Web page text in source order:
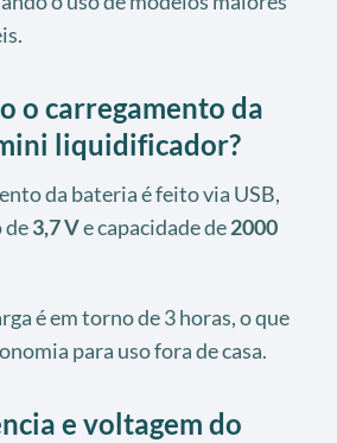
o carregamento da
liquidificador?
da bateria é feito via USB,
de3,7 Ve capacidade de2000
é em torno de 3 horas, o que
para uso fora de casa.
e voltagem do